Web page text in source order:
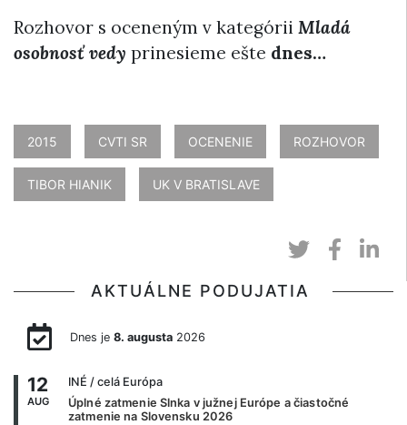
Rozhovor s oceneným v kategórii Mladá
osobnosť vedy prinesieme ešte dnes…
2015 CVTI SR OCENENIE ROZHOVOR
TIBOR HIANIK UK V BRATISLAVE
AKTUÁLNE PODUJATIA
Dnes je 8. augusta2026
12
AUG
INÉ / celá Európa
Úplné zatmenie Slnka v južnej Európe a čiastočné
zatmenie na Slovensku 2026